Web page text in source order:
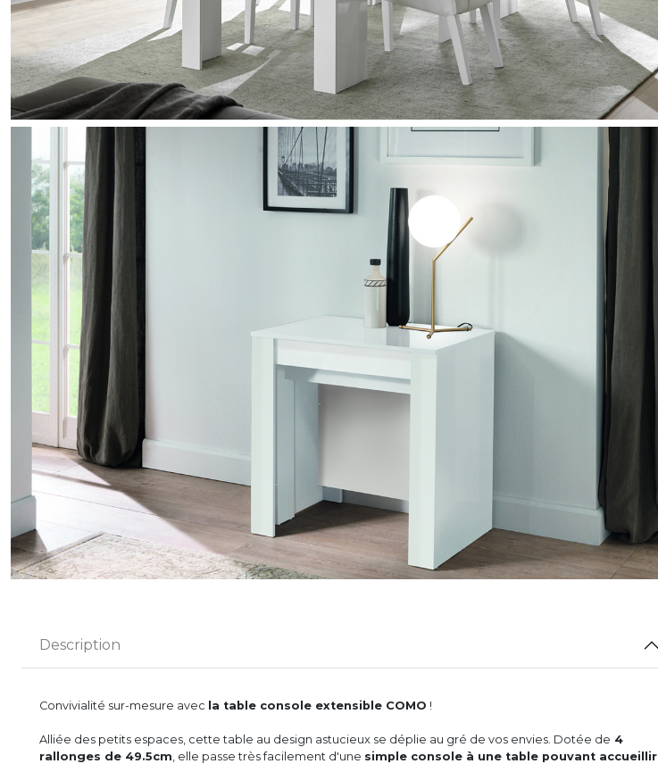
Description
Convivialité sur-mesure avec la table console extensible COMO !
Alliée des petits espaces, cette table au design astucieux se déplie au gré de vos envies. Dotée de 4
rallonges de 49.5cm , elle passe très facilement d'une simple console à une table pouvant accueillir